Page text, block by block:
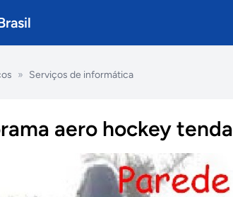
» Serviços de informática
aero hockey tenda